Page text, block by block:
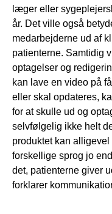
læger eller
år. Det ville også
medarbejderne ud af
patienterne. Samtidig
optagelser og
kan lave en video på
eller skal opdateres,
for at skulle ud og
selvfølgelig ikke helt
produktet kan
forskellige sprog jo
det, patienterne giver
forklarer